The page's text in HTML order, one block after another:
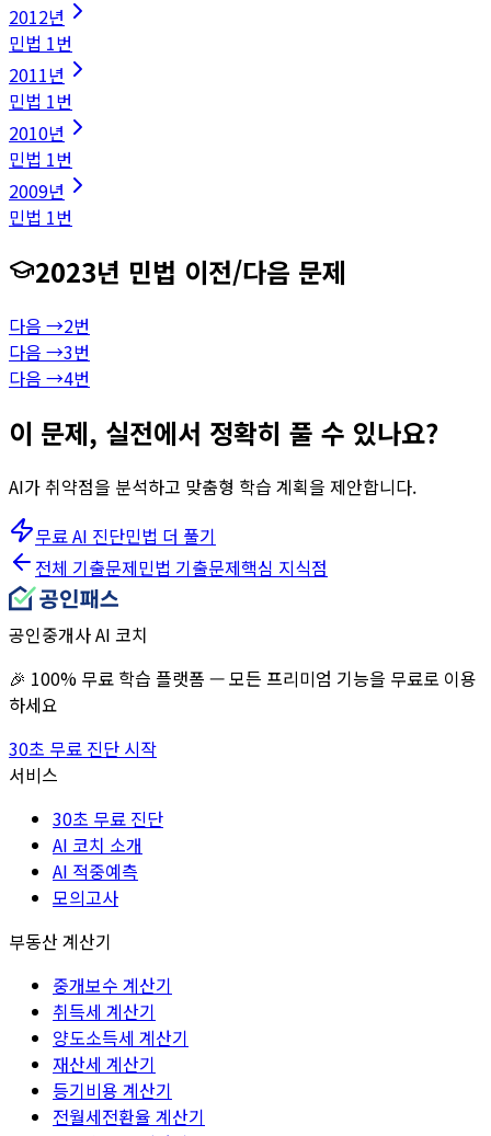
2012년
민법 1번
2011년
민법 1번
2010년
민법 1번
2009년
민법 1번
2023년 민법 이전/다음 문제
다음 →2번
다음 →3번
다음 →4번
이 문제, 실전에서 정확히 풀 수 있나요?
AI가 취약점을 분석하고 맞춤형 학습 계획을 제안합니다.
무료 AI 진단민법 더 풀기
전체 기출문제민법 기출문제핵심 지식점
공인중개사 AI 코치
🎉 100% 무료 학습 플랫폼 — 모든 프리미엄 기능을 무료로 이용
하세요
30초 무료 진단 시작
서비스
30초 무료 진단
AI 코치 소개
AI 적중예측
모의고사
부동산 계산기
중개보수 계산기
취득세 계산기
양도소득세 계산기
재산세 계산기
등기비용 계산기
전월세전환율 계산기